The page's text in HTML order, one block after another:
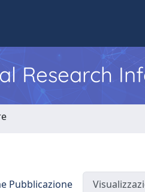
Research
Pubblicazione